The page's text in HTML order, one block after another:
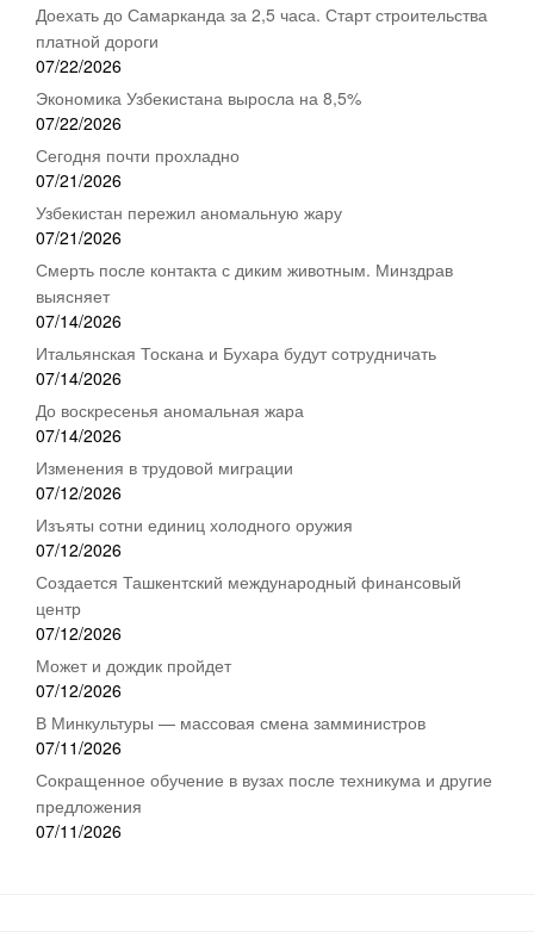
Доехать до Самарканда за 2,5 часа. Старт строительства
платной дороги
07/22/2026
Экономика Узбекистана выросла на 8,5%
07/22/2026
Сегодня почти прохладно
07/21/2026
Узбекистан пережил аномальную жару
07/21/2026
Смерть после контакта с диким животным. Минздрав
выясняет
07/14/2026
Итальянская Тоскана и Бухара будут сотрудничать
07/14/2026
До воскресенья аномальная жара
07/14/2026
Изменения в трудовой миграции
07/12/2026
Изъяты сотни единиц холодного оружия
07/12/2026
Создается Ташкентский международный финансовый
центр
07/12/2026
Может и дождик пройдет
07/12/2026
В Минкультуры — массовая смена замминистров
07/11/2026
Сокращенное обучение в вузах после техникума и другие
предложения
07/11/2026